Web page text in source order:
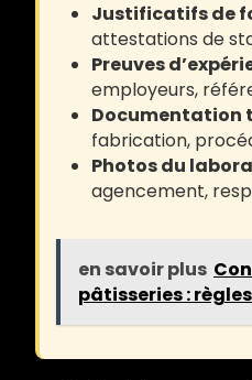
Justificatifs de
attestations de
Preuves
employeurs,
Documentation
fabrication,
Photos du
agencement,
en savoir plus
pâtisseries :